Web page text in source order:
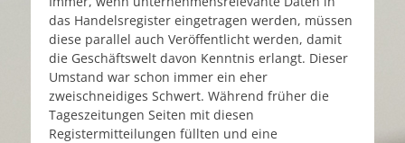
das Handelsregister eingetragen werden, müssen
diese parallel auch Veröffentlicht werden, damit
die Geschäftswelt davon Kenntnis erlangt. Dieser
Umstand war schon immer ein eher
zweischneidiges Schwert. Während früher die
Tageszeitungen Seiten mit diesen
Registermitteilungen füllten und eine